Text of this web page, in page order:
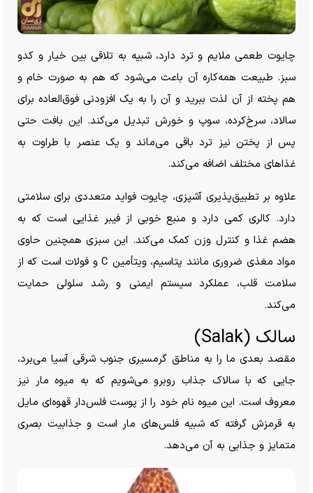
چایوت طعمی ملایم و ترد دارد، شبیه به تلاقی بین خیار و کدو
سبز. طبیعت همه‌کاره آن باعث می‌شود که هم به صورت خام و
هم پخته از آن لذت ببرید و آن را به یک افزودنی فوق‌العاده برای
سالاد، سرخ‌کرده، سوپ و خورش تبدیل می‌کند. این بافت حتی
پس از پختن نیز ترد باقی می‌ماند و یک عنصر با طراوت به
غذا‌های مختلف اضافه می‌کند.
علاوه بر تطبیق‌پذیری آشپزی، چایوت فواید متعددی برای سلامتی
دارد. کالری کمی دارد و منبع خوبی از فیبر غذایی است که به
هضم غذا و کنترل وزن کمک می‌کند. این سبزی همچنین حاوی
مواد مغذی ضروری مانند پتاسیم، ویتأمین C و فولات است که از
سلامت قلب، عملکرد سیستم ایمنی و رشد سلولی حمایت
می‌کند.
سالک (Salak)
مقصد بعدی ما را به مناطق گرمسیری جنوب شرقی آسیا می‌برد،
جایی که با سالاک جذاب روبرو می‌شویم که به میوه مار نیز
معروف است. این میوه نام خود را از پوست فلس‌دار قهوه‌ای مایل
به قرمزش گرفته که شبیه فلس‌های مار است و جذابیت بصری
متمایز و جذابی به آن می‌دهد.